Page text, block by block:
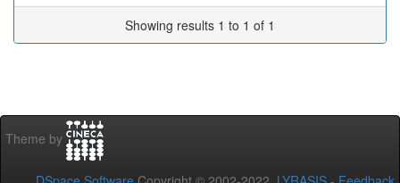
Showing results 1 to 1 of 1
Theme by